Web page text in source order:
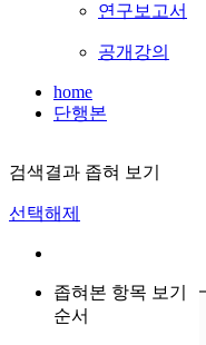
연구보고서
공개강의
home
단행본
검색결과 좁혀 보기
선택해제
좁혀본 항목 보기
순서